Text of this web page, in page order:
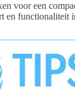
voor een
en functionaliteit